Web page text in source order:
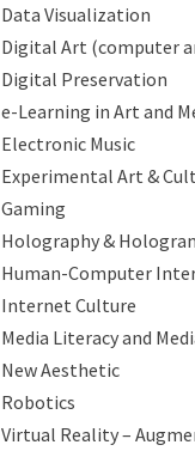
Data Visualization
Digital Art (computer
Digital Preservation
e-Learning in Art and
Electronic Music
Experimental Art &
Gaming
Holography &
Human-Computer
Internet Culture
Media Literacy and
New Aesthetic
Robotics
Virtual Reality –